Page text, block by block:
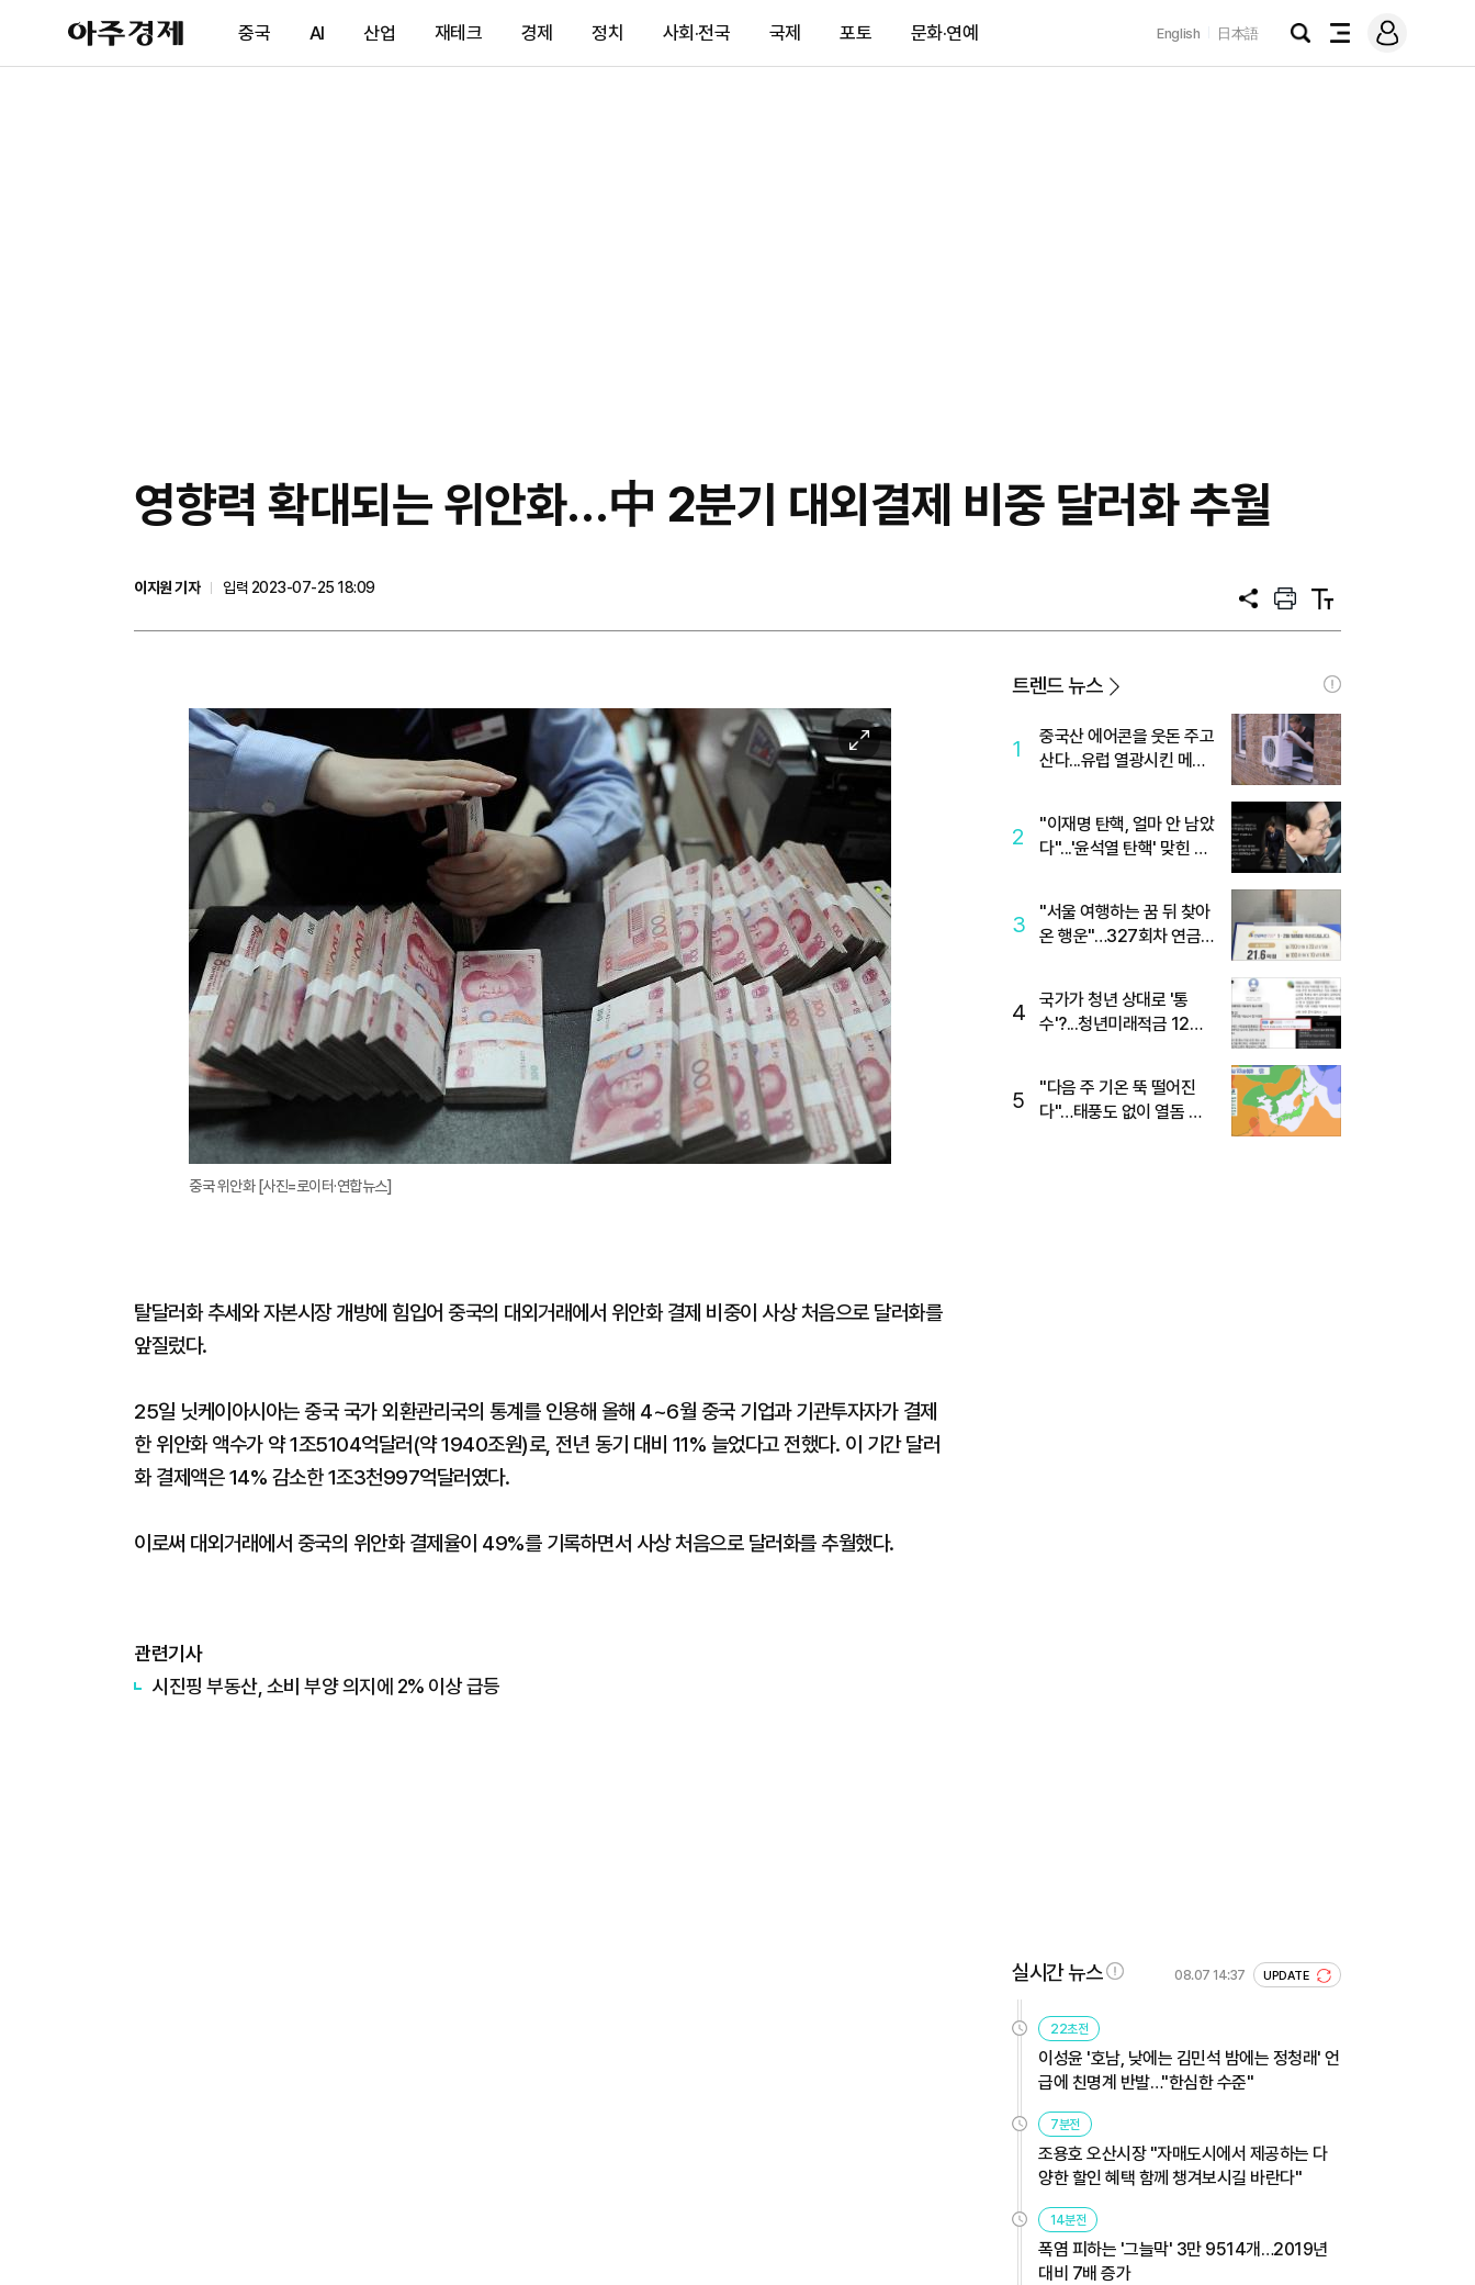
아
주
제
중국 AI 산업 재테크 경제 정치 사회·전국 국제 포토 문화·연예 English 日本語
검
전
메
그
영향력 확대되는 위안화…中 2분기 대외결제 비중 달러화 추월
이지원 기자
입력 2023-07-25 18:09
공
프
트
텍
트
이
미
확
대
중국 위안화 [사진=로이터·연합뉴스]
탈달러화 추세와 자본시장 개방에 힘입어 중국의 대외거래에서 위안화 결제 비중이 사상 처음으로 달러화를
앞질렀다.
25일 닛케이아시아는 중국 국가 외환관리국의 통계를 인용해 올해 4~6월 중국 기업과 기관투자자가 결제
한 위안화 액수가 약 1조5104억달러(약 1940조원)로, 전년 동기 대비 11% 늘었다고 전했다. 이 기간 달러
화 결제액은 14% 감소한 1조3천997억달러였다.
이로써 대외거래에서 중국의 위안화 결제율이 49%를 기록하면서 사상 처음으로 달러화를 추월했다.
관련기사
시진핑 부동산, 소비 부양 의지에 2% 이상 급등
트렌드 뉴스
1
중국산 에어콘을 웃돈 주고
산다...유럽 열광시킨 메이
2
"이재명 탄핵, 얼마 안 남았
다"...'윤석열 탄핵' 맞힌 무
3
"서울 여행하는 꿈 뒤 찾아
온 행운"…327회차 연금
4
국가가 청년 상대로 '통
수'?...청년미래적금 12%
5
"다음 주 기온 뚝 떨어진
다"…태풍도 없이 열돔 박
실시간 뉴스 08.07 14:37 UPDATE
22초전
이성윤 '호남, 낮에는 김민석 밤에는 정청래' 언
급에 친명계 반발…"한심한 수준"
7분전
조용호 오산시장 "자매도시에서 제공하는 다
양한 할인 혜택 함께 챙겨보시길 바란다"
14분전
폭염 피하는 '그늘막' 3만 9514개…2019년
대비 7배 증가